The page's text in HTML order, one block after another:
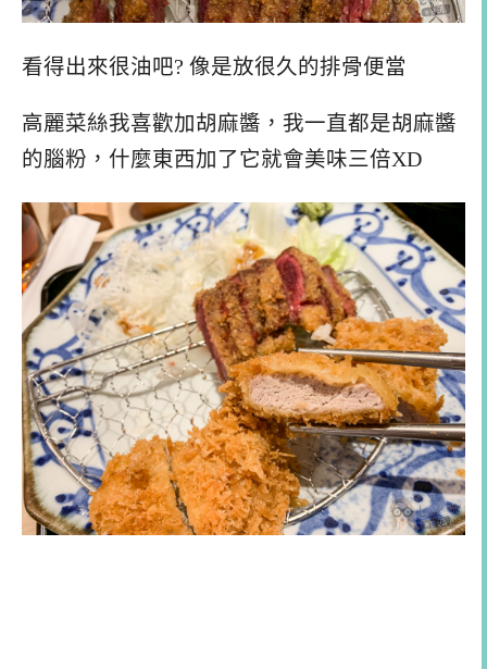
看得出來很油吧? 像是放很久的排骨便當
高麗菜絲我喜歡加胡麻醬，我一直都是胡麻醬
的腦粉，什麼東西加了它就會美味三倍XD